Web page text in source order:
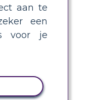
aan te
een
voor je